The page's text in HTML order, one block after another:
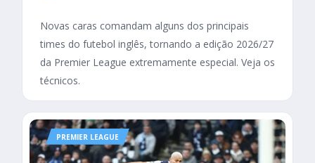
Novas caras comandam alguns dos principais
times do futebol inglês, tornando a edição 2026/27
da Premier League extremamente especial. Veja os
técnicos.
PREMIER LEAGUE